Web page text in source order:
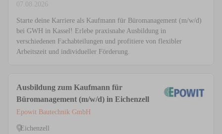
07.08.2026
Starte deine Karriere als Kaufmann für Büromanagement (m/w/d)
bei GWH in Kassel! Erlebe praxisnahe Ausbildung in
verschiedenen Fachabteilungen und profitiere von flexibler
Arbeitszeit und individueller Förderung.
Ausbildung zum Kaufmann für
Büromanagement (m/w/d) in Eichenzell
Epowit Bautechnik GmbH
Eichenzell